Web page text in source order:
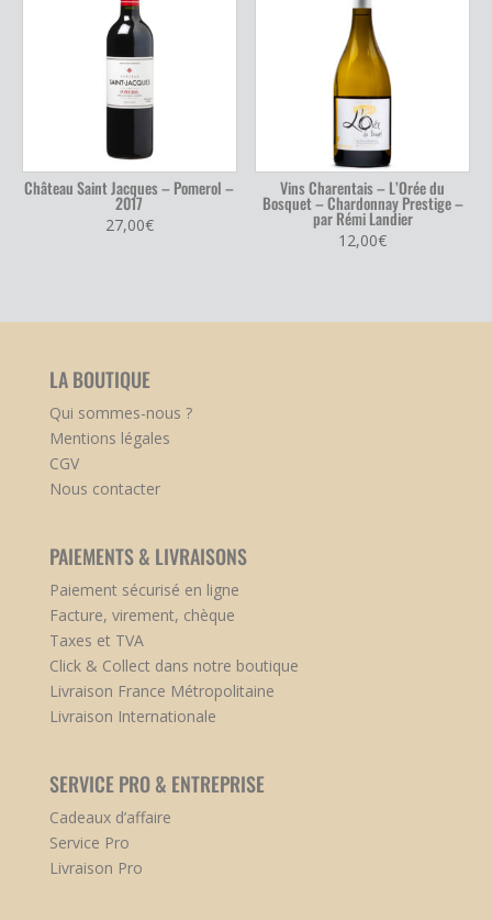
Château Saint Jacques – Pomerol –
2017
27,00€
Vins Charentais – L’Orée du
Bosquet – Chardonnay Prestige –
par Rémi Landier
12,00€
LA BOUTIQUE
Qui sommes-nous ?
Mentions légales
CGV
Nous contacter
PAIEMENTS & LIVRAISONS
Paiement sécurisé en ligne
Facture, virement, chèque
Taxes et TVA
Click & Collect dans notre boutique
Livraison France Métropolitaine
Livraison Internationale
SERVICE PRO & ENTREPRISE
Cadeaux d’affaire
Service Pro
Livraison Pro